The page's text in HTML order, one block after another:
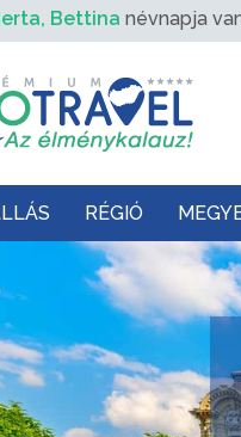
Bettina névnapja
RÉGIÓ